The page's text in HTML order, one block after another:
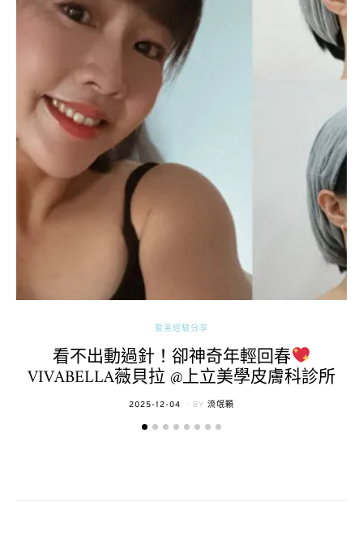
醫美經驗分享
看不出動過針！卻神奇年輕回春
VIVABELLA薇貝拉 @上立美學皮膚科診所
POSTED
2025-12-04 BY 流氓顆